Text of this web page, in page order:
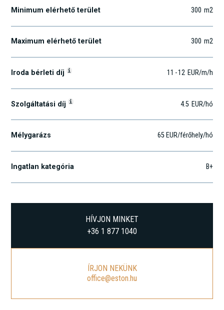
Minimum elérhető terület 300 m2
Maximum elérhető terület 300 m2
Iroda bérleti díj i 11 -12 EUR/m/h
Szolgáltatási díj i 4.5 EUR/hó
Mélygarázs 65 EUR/férőhely/hó
Ingatlan kategória B+
HÍVJON MINKET
+36 1 877 1040
ÍRJON NEKÜNK
office@eston.hu